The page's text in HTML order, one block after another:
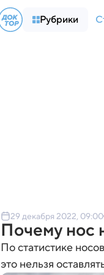
Рубрики
29 декабря 2022, 09:00
Почему нос
По статистике
это нельзя